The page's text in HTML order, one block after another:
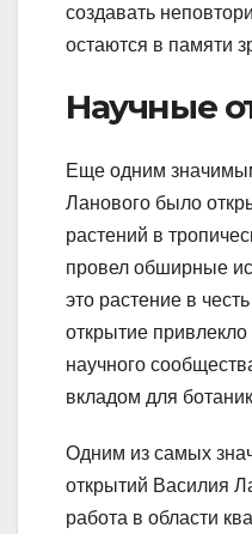
создавать
остаются в памяти
Научные
Еще одним
Ланового было
растений в
провел обширные
это растение в
открытие
научного
вкладом для
Одним из самых
открытий Василия
работа в области